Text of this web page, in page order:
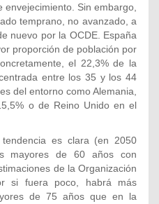
Sin embargo,
temprano, no avanzado, a
nuevo por la OCDE. España
proporción de población por
el 22,3% de la
entre los 35 y los 44
del entorno como Alemania,
o de Reino Unido en el
es clara (en 2050
mayores de 60 años con
de la Organización
si fuera poco, habrá más
de 75 años que en la